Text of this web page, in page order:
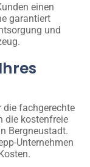
einen
garantiert
und
die fachgerechte
die kostenfreie
Bergneustadt.
Unternehmen